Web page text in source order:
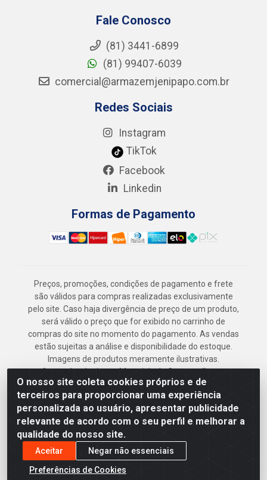
O nosso site coleta cookies próprios e de
terceiros para proporcionar uma experiência
personalizada ao usuário, apresentar publicidade
relevante de acordo com o seu perfil e melhorar a
qualidade do nosso site.
Aceitar
Negar não essenciais
Preferências de Cookies
Fale Conosco
(81) 3441-6899
(81) 99407-6039
comercial@armazemjenipapo.com.br
Redes Sociais
Instagram
TikTok
Facebook
Linkedin
Formas de Pagamento
Preços, promoções, condições de pagamento e frete
são válidos para compras realizadas exclusivamente
pelo site. Caso haja divergência de preço de um produto,
será válido o preço que for exibido no carrinho de
compras do site no momento do pagamento. As vendas
estão sujeitas a análise e disponibilidade do estoque.
Imagens de produtos meramente ilustrativas.
Armazém Jenipapo Materiais de Construção em
Geral LTDA - Rua das Flores, 2691 - Guabiraba,
Recife/PE - CEP 52.291-630 - CNPJ
41.097.379/0001-